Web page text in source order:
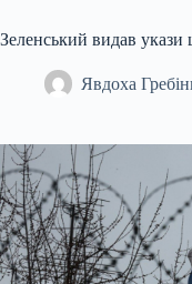
Зеленський видав укази
Явдоха